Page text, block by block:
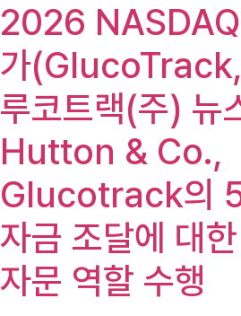
2026
가
루코트랙(주) 뉴
Hutton & Co.,
Glucotrack의
자금 조달에 대
자문 역할 수행